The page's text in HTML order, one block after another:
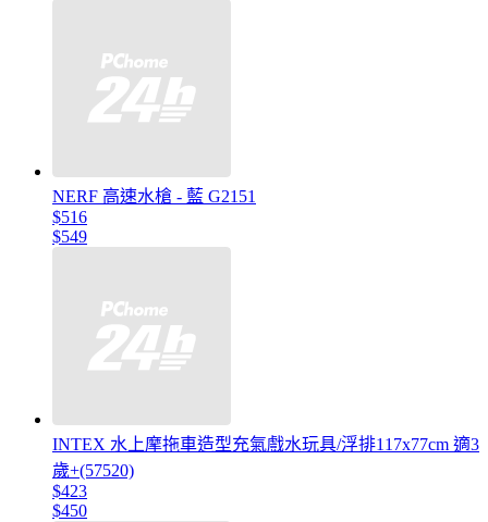
NERF 高速水槍 - 藍 G2151
$516
$549
INTEX 水上摩拖車造型充氣戲水玩具/浮排117x77cm 適3
歲+(57520)
$423
$450